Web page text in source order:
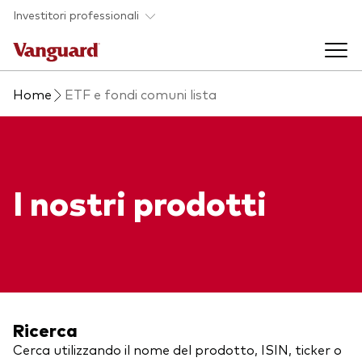
Skip to main content
Investitori professionali
Prodotti di investimento
Visualizza i nostri prodotti per categorie
Fondi indicizzati
Fondi attivi
Azionario
Back to main menu
La società
Chi siamo
Home ETF e fondi comuni lista
I nostri prodotti
Ricerca
Cerca utilizzando il nome del prodotto, ISIN, ticker o